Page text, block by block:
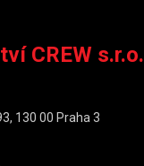
CREW s.r.o.
130 00 Praha 3